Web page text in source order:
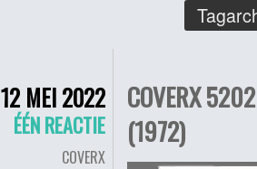
12 MEI 2022
ÉÉN REACTIE
COVERX
COVERX
(1972)